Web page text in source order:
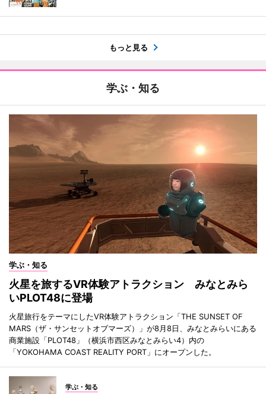
もっと見る
学ぶ・知る
学ぶ・知る
火星を旅するVR体験アトラクション みなとみら
いPLOT48に登場
火星旅行をテーマにしたVR体験アトラクション「THE SUNSET OF
MARS（ザ・サンセットオブマーズ）」が8月8日、みなとみらいにある
商業施設「PLOT48」（横浜市西区みなとみらい4）内の
「YOKOHAMA COAST REALITY PORT」にオープンした。
学ぶ・知る